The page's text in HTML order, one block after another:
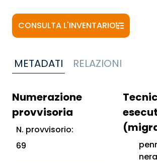
CONSULTA L'INVENTARIO
METADATI RELAZIONI
Numerazione
provvisoria
N. provvisorio:
69
nera